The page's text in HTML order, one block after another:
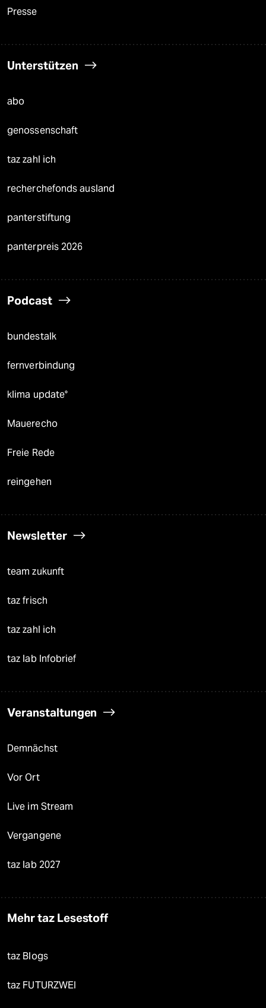
Presse
Unterstützen
abo
genossenschaft
taz zahl ich
recherchefonds ausland
panterstiftung
panterpreis 2026
Podcast
bundestalk
fernverbindung
klima update°
Mauerecho
Freie Rede
reingehen
Newsletter
team zukunft
taz frisch
taz zahl ich
taz lab Infobrief
Veranstaltungen
Demnächst
Vor Ort
Live im Stream
Vergangene
taz lab 2027
Mehr taz Lesestoff
taz Blogs
taz FUTURZWEI